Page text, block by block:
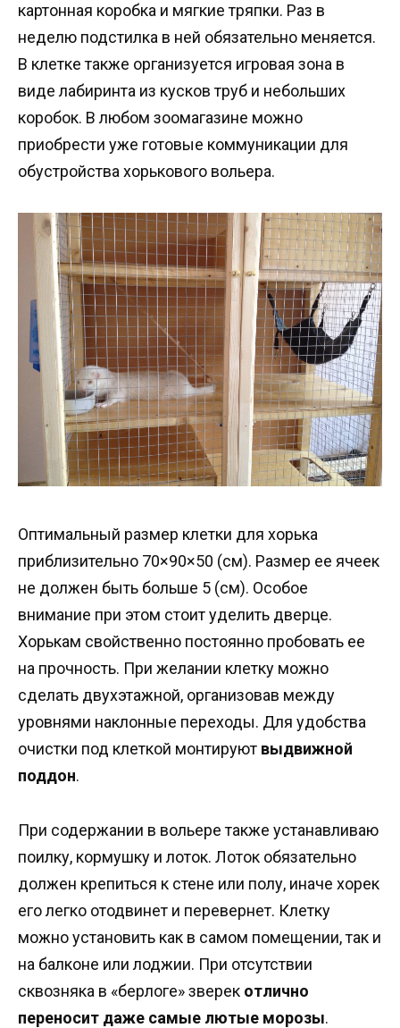
картонная коробка и мягкие тряпки. Раз в
неделю подстилка в ней обязательно меняется.
В клетке также организуется игровая зона в
виде лабиринта из кусков труб и небольших
коробок. В любом зоомагазине можно
приобрести уже готовые коммуникации для
обустройства хорькового вольера.
Оптимальный размер клетки для хорька
приблизительно 70×90×50 (см). Размер ее ячеек
не должен быть больше 5 (см). Особое
внимание при этом стоит уделить дверце.
Хорькам свойственно постоянно пробовать ее
на прочность. При желании клетку можно
сделать двухэтажной, организовав между
уровнями наклонные переходы. Для удобства
очистки под клеткой монтируют выдвижной
поддон.
При содержании в вольере также устанавливаю
поилку, кормушку и лоток. Лоток обязательно
должен крепиться к стене или полу, иначе хорек
его легко отодвинет и перевернет. Клетку
можно установить как в самом помещении, так и
на балконе или лоджии. При отсутствии
сквозняка в «берлоге» зверек отлично
переносит даже самые лютые морозы.